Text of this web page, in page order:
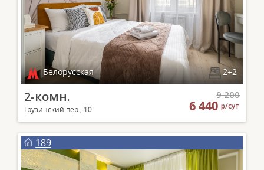
Белорусская 2+2
2-комн.
Грузинский пер., 10
9 200
6 440р/сут
189